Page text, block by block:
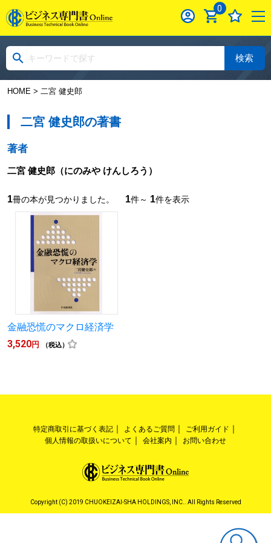
0
検索
HOME> 二宮 健史郎
二宮 健史郎の著書
著者
二宮 健史郎（にのみや けんしろう）
1冊の本が見つかりました。 1件～ 1件を表示
金融恐慌のマクロ経済学
3,520円 （税込）
特定商取引に基づく表記 よくあるご質問
ご利用ガイド
個人情報の取扱いについて
会社案内 お問い合わせ
Copyright (C) 2019 CHUOKEIZAI-SHA HOLDINGS, INC.. All Rights Reserved